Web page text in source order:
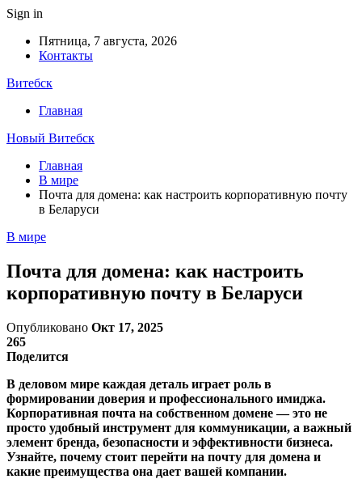
Sign in
Пятница, 7 августа, 2026
Контакты
Витебск
Главная
Новый Витебск
Главная
В мире
Почта для домена: как настроить корпоративную почту
в Беларуси
В мире
Почта для домена: как настроить
корпоративную почту в Беларуси
Опубликовано Окт 17, 2025
265
Поделится
В деловом мире каждая деталь играет роль в
формировании доверия и профессионального имиджа.
Корпоративная почта на собственном домене — это не
просто удобный инструмент для коммуникации, а важный
элемент бренда, безопасности и эффективности бизнеса.
Узнайте, почему стоит перейти на почту для домена и
какие преимущества она дает вашей компании.